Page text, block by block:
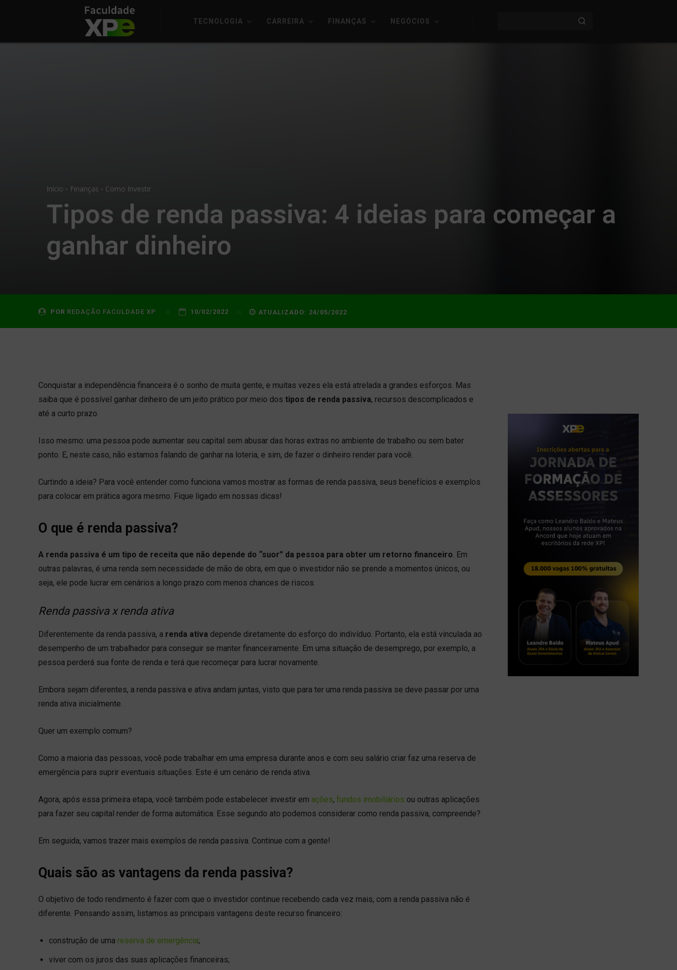
TECNOLOGIA CARREIRA FINANÇAS NEGÓCIOS
Início Finanças Como Investir
Tipos de renda passiva: 4 ideias para começar a
ganhar dinheiro
POR REDAÇÃO FACULDADE XP 10/02/2022 ATUALIZADO: 24/05/2022
Conquistar a independência financeira é o sonho de muita gente, e muitas vezes ela está atrelada a grandes esforços. Mas
saiba que é possível ganhar dinheiro de um jeito prático por meio dos tipos de renda passiva, recursos descomplicados e
até a curto prazo.
Isso mesmo: uma pessoa pode aumentar seu capital sem abusar das horas extras no ambiente de trabalho ou sem bater
ponto. E, neste caso, não estamos falando de ganhar na loteria, e sim, de fazer o dinheiro render para você.
Curtindo a ideia? Para você entender como funciona vamos mostrar as formas de renda passiva, seus benefícios e exemplos
para colocar em prática agora mesmo. Fique ligado em nossas dicas!
O que é renda passiva?
A renda passiva é um tipo de receita que não depende do “suor” da pessoa para obter um retorno financeiro . Em
outras palavras, é uma renda sem necessidade de mão de obra, em que o investidor não se prende a momentos únicos, ou
seja, ele pode lucrar em cenários a longo prazo com menos chances de riscos.
Renda passiva x renda ativa
Diferentemente da renda passiva, a renda ativa depende diretamente do esforço do indivíduo. Portanto, ela está vinculada ao
desempenho de um trabalhador para conseguir se manter financeiramente. Em uma situação de desemprego, por exemplo, a
pessoa perderá sua fonte de renda e terá que recomeçar para lucrar novamente.
Embora sejam diferentes, a renda passiva e ativa andam juntas, visto que para ter uma renda passiva se deve passar por uma
renda ativa inicialmente.
Quer um exemplo comum?
Como a maioria das pessoas, você pode trabalhar em uma empresa durante anos e com seu salário criar faz uma reserva de
emergência para suprir eventuais situações. Este é um cenário de renda ativa.
Agora, após essa primeira etapa, você também pode estabelecer investir em ações, fundos imobiliários ou outras aplicações
para fazer seu capital render de forma automática. Esse segundo ato podemos considerar como renda passiva, compreende?
Em seguida, vamos trazer mais exemplos de renda passiva. Continue com a gente!
Quais são as vantagens da renda passiva?
O objetivo de todo rendimento é fazer com que o investidor continue recebendo cada vez mais, com a renda passiva não é
diferente. Pensando assim, listamos as principais vantagens deste recurso financeiro:
construção de uma reserva de emergência;
viver com os juros das suas aplicações financeiras;